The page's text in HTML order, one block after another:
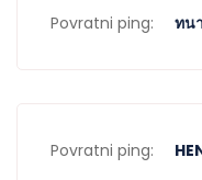
Povratni ping: ทน
Povratni ping: